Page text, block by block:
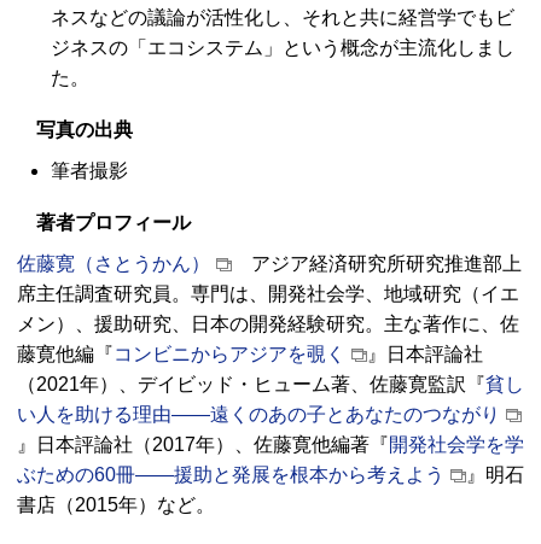
ネスなどの議論が活性化し、それと共に経営学でもビ
ジネスの「エコシステム」という概念が主流化しまし
た。
写真の出典
筆者撮影
著者プロフィール
佐藤寛（さとうかん）
アジア経済研究所研究推進部上
席主任調査研究員。専門は、開発社会学、地域研究（イエ
メン）、援助研究、日本の開発経験研究。主な著作に、佐
藤寛他編『コンビニからアジアを覗く
』日本評論社
（2021年）、デイビッド・ヒューム著、佐藤寛監訳『貧し
い人を助ける理由――遠くのあの子とあなたのつながり
』日本評論社（2017年）、佐藤寛他編著『開発社会学を学
ぶための60冊――援助と発展を根本から考えよう
』明石
書店（2015年）など。